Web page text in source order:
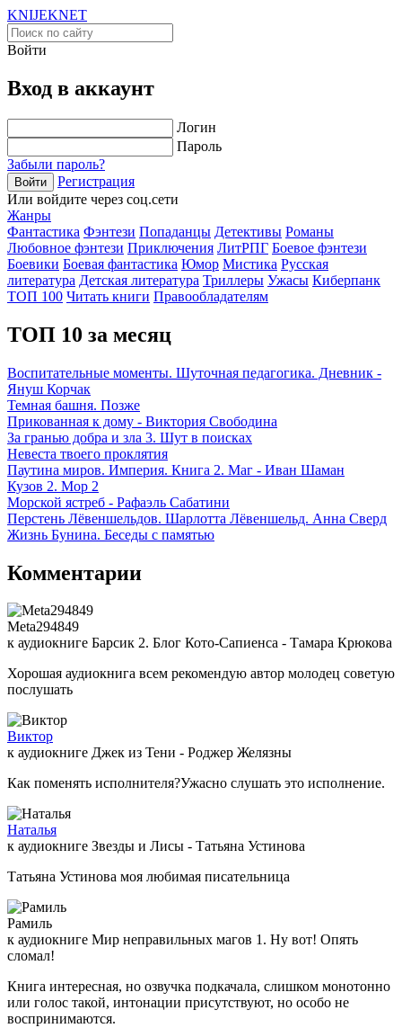
KNIJEKNET
Войти
Вход в аккаунт
Логин
Пароль
Забыли пароль?
Войти
Регистрация
Или войдите через соц.сети
Жанры
Фантастика Фэнтези Попаданцы Детективы Романы
Любовное фэнтези Приключения ЛитРПГ Боевое фэнтези
Боевики Боевая фантастика Юмор Мистика Русская
литература Детская литература Триллеры Ужасы Киберпанк
ТОП 100 Читать книги Правообладателям
ТОП 10 за месяц
Воспитательные моменты. Шуточная педагогика. Дневник -
Януш Корчак
Темная башня. Позже
Прикованная к дому - Виктория Свободина
За гранью добра и зла 3. Шут в поисках
Невеста твоего проклятия
Паутина миров. Империя. Книга 2. Маг - Иван Шаман
Кузов 2. Мор 2
Морской ястреб - Рафаэль Сабатини
Перстень Лёвеншельдов. Шарлотта Лёвеншельд. Анна Сверд
Жизнь Бунина. Беседы с памятью
Комментарии
Meta294849
к аудиокниге Барсик 2. Блог Кото-Сапиенса - Тамара Крюкова
Хорошая аудиокнига всем рекомендую автор молодец советую
послушать
Виктор
к аудиокниге Джек из Тени - Роджер Желязны
Как поменять исполнителя?Ужасно слушать это исполнение.
Наталья
к аудиокниге Звезды и Лисы - Татьяна Устинова
Татьяна Устинова моя любимая писательница
Рамиль
к аудиокниге Мир неправильных магов 1. Ну вот! Опять
сломал!
Книга интересная, но озвучка подкачала, слишком монотонно
или голос такой, интонации присутствуют, но особо не
воспринимаются.